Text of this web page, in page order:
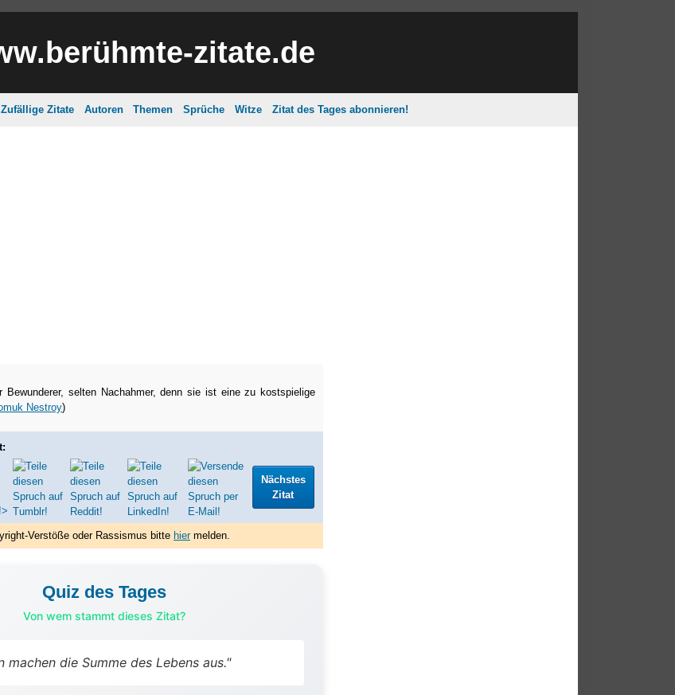
zitate.de
Zufällige Zitate Autoren Themen Sprüche Witze Zitat des Tages abonnieren!
Bewunderer, selten Nachahmer, denn sie ist eine zu kostspielige
Nestroy)
Nächstes
Zitat
Verstöße oder Rassismus bitte hiermelden.
Quiz des Tages
Von wem stammt dieses Zitat?
machen die Summe des Lebens aus."